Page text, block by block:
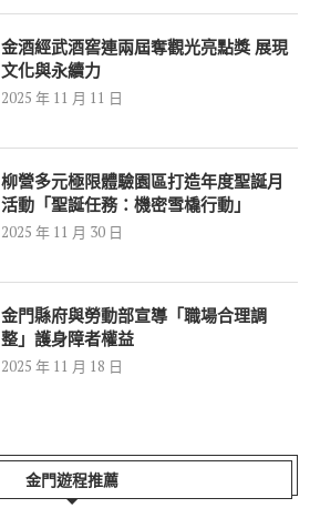
金酒經武酒窖連兩屆奪觀光亮點獎 展現
文化與永續力
2025 年 11 月 11 日
柳營多元極限體驗園區打造年度聖誕月
活動「聖誕任務：機密雪橇行動」
2025 年 11 月 30 日
金門縣府與勞動部宣導「職場合理調
整」護身障者權益
2025 年 11 月 18 日
金門遊程推薦